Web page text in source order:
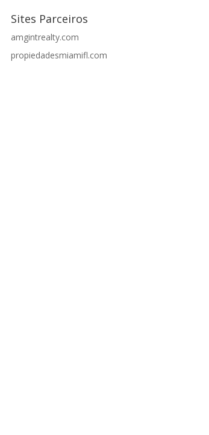
Sites Parceiros
amgintrealty.com
propiedadesmiamifl.com